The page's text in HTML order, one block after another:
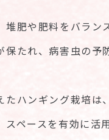
肥や肥料をバラン
たれ、病害虫の予
ハンギング栽培は
ペースを有効に活